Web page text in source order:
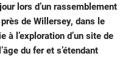
lors d’un rassemblement
de Willersey, dans le
à l’exploration d’un site de
du fer et s’étendant